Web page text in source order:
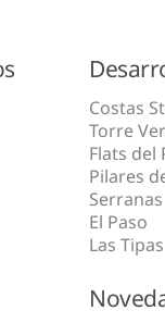
Costas
Torre
Flats del
Pilares
Serranas
El Paso
Las Tipas